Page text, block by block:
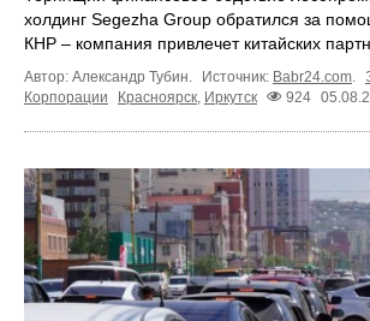
холдинг Segezha Group обратился за
КНР – компания привлечет китайских
Автор: Александр Тубин. Источник: Babr24.com.
Корпорации
Красноярск, Иркутск 924